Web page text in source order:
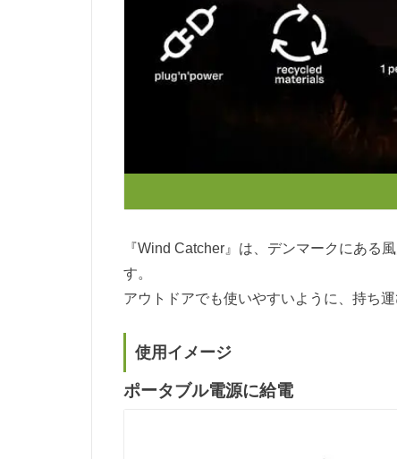
『Wind Catcher』は、デンマークにある
す。
アウトドアでも使いやすいように、持ち
使用イメージ
ポータブル電源に給電